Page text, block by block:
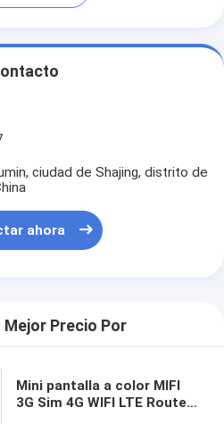
ciudad de Shajing, distrito de
ahora
Mejor Precio Por
Mini pantalla a color MIFI
3G Sim 4G WIFI LTE Router